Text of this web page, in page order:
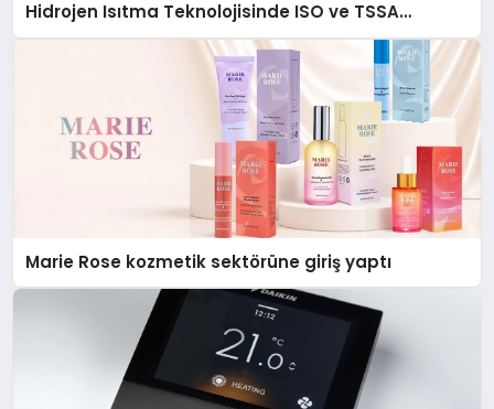
Hidrojen Isıtma Teknolojisinde ISO ve TSSA
Düzenleyici Onaylarını Aldı
Marie Rose kozmetik sektörüne giriş yaptı